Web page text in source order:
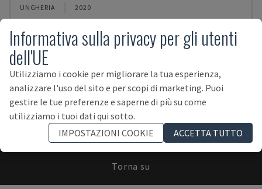
UNGHERIA 2020
ISCRIVITI ALLA NEWSLETTER!
Torna su
Informativa sulla privacy per gli utenti
dell'UE
Utilizziamo i cookie per migliorare la tua esperienza,
analizzare l'uso del sito e per scopi di marketing. Puoi
gestire le tue preferenze e saperne di più su come
utilizziamo i tuoi dati qui sotto.
IMPOSTAZIONI COOKIE
ACCETTA TUTTO